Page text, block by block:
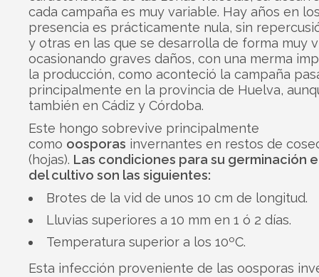
cada campaña es muy variable. Hay años en
presencia es prácticamente nula, sin
y otras en las que se desarrolla de forma muy
ocasionando graves daños, con una merma
la producción, como aconteció la campaña
principalmente en la provincia de Huelva,
también en Cádiz y Córdoba.
Este hongo sobrevive principalmente
como oosporas invernantes en restos de
(hojas). Las condiciones para su germinación
del cultivo son las siguientes:
Brotes de la vid de unos 10 cm de longitud.
Lluvias superiores a 10 mm en 1 ó 2 días.
Temperatura superior a los 10ºC.
Esta infección proveniente de las oosporas